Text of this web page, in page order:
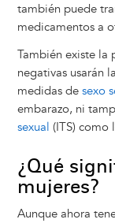
también puede
medicamentos a
También existe la
negativas usarán
medidas de sexo
embarazo, ni
sexual (ITS) como
¿Qué
mujeres?
Aunque ahora